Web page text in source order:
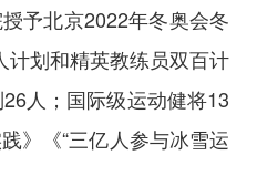
予北京2022年冬奥会冬
计划和精英教练员双百计
人；国际级运动健将13
》《“三亿人参与冰雪运